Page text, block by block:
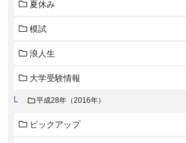
夏休み
模試
浪人生
大学受験情報
平成28年（2016年）
ピックアップ